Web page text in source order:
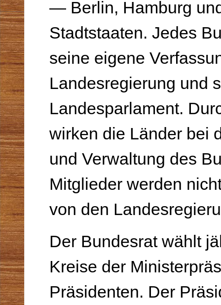
— Berlin, Hamburg
Stadtstaa­ten. Jedes
seine eigene
Landesre­gierung und
Landesparlament.
wirken die Länder bei
und Verwaltung des
Mitglieder werden
von den
Der Bundesrat wählt
Kreise der
Präsidenten. Der